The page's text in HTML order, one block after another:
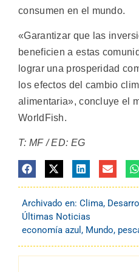
consumen en el mundo.
«Garantizar que las
beneficien a estas
lograr una prosperidad
los efectos del cambio
alimentaria», concluye el
WorldFish.
T: MF / ED: EG
Archivado en: Clima,
Últimas Noticias
economía azul , Mundo,